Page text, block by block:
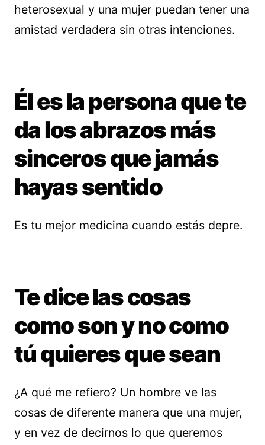
heterosexual y una mujer puedan tener una
amistad verdadera sin otras intenciones.
Él es la persona que te
da los abrazos más
sinceros que jamás
hayas sentido
Es tu mejor medicina cuando estás depre.
Te dice las cosas
como son y no como
tú quieres que sean
¿A qué me refiero? Un hombre ve las
cosas de diferente manera que una mujer,
y en vez de decirnos lo que queremos